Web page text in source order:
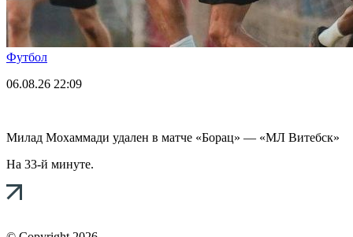
Футбол
06.08.26 22:09
Милад Мохаммади удален в матче «Борац» — «МЛ Витебск»
На 33-й минуте.